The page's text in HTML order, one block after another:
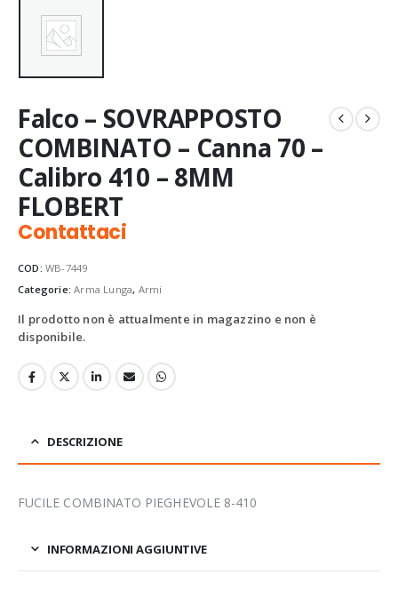
Falco – SOVRAPPOSTO
COMBINATO – Canna 70 –
Calibro 410 – 8MM
FLOBERT
Contattaci
COD: WB-7449
Categorie:Arma Lunga, Armi
Il prodotto non è attualmente in magazzino e non è
disponibile.
DESCRIZIONE
FUCILE COMBINATO PIEGHEVOLE 8-410
INFORMAZIONI AGGIUNTIVE